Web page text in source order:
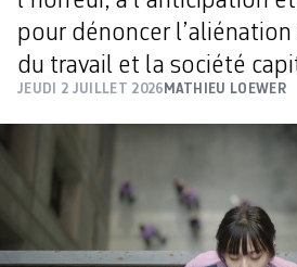
pour dénoncer
du travail et la société
JEUDI 2 JUILLET 2026 MATHIEU LOEWER